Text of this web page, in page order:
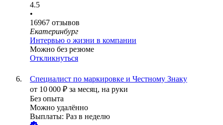
4.5
•
16967 отзывов
Екатеринбург
Интервью о жизни в компании
Можно без резюме
Откликнуться
Специалист по маркировке и Честному Знаку
от 10 000 ₽ за месяц, на руки
Без опыта
Можно удалённо
Выплаты: Раз в неделю